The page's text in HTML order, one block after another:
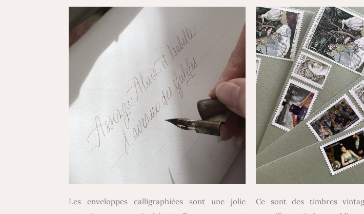
Les enveloppes calligraphiées sont une jolie
Ce sont des timbres